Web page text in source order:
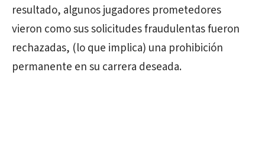
resultado, algunos jugadores prometedores
vieron como sus solicitudes fraudulentas fueron
rechazadas, (lo que implica) una prohibición
permanente en su carrera deseada.